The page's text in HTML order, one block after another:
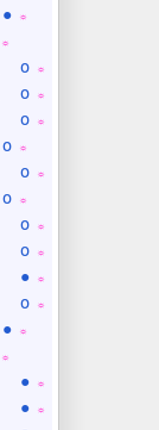
☼
●
☼
☼
o
☼
o
☼
o
☼
o
☼
o
☼
o
☼
o
☼
o
☼
●
☼
o
☼
●
☼
☼
●
☼
●